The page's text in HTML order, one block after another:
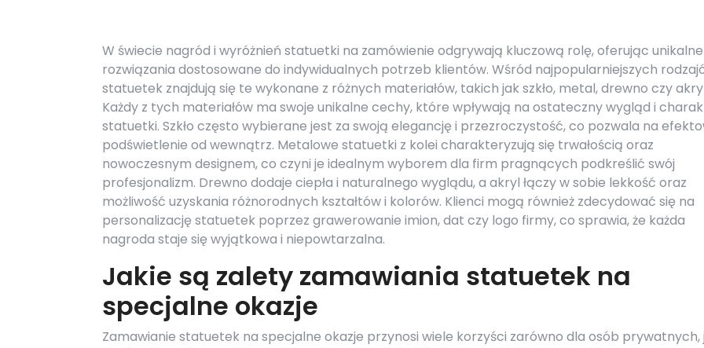
W świecie nagród i wyróżnień statuetki na zamówienie odgrywają kluczową rolę, oferując unikalne
rozwiązania dostosowane do indywidualnych potrzeb klientów. Wśród najpopularniejszych
statuetek znajdują się te wykonane z różnych materiałów, takich jak szkło, metal, drewno czy
Każdy z tych materiałów ma swoje unikalne cechy, które wpływają na ostateczny wygląd i
statuetki. Szkło często wybierane jest za swoją elegancję i przezroczystość, co pozwala na
podświetlenie od wewnątrz. Metalowe statuetki z kolei charakteryzują się trwałością oraz
nowoczesnym designem, co czyni je idealnym wyborem dla firm pragnących podkreślić swój
profesjonalizm. Drewno dodaje ciepła i naturalnego wyglądu, a akryl łączy w sobie lekkość oraz
możliwość uzyskania różnorodnych kształtów i kolorów. Klienci mogą również zdecydować się na
personalizację statuetek poprzez grawerowanie imion, dat czy logo firmy, co sprawia, że każda
nagroda staje się wyjątkowa i niepowtarzalna.
Jakie są zalety zamawiania statuetek na
specjalne okazje
Zamawianie statuetek na specjalne okazje przynosi wiele korzyści zarówno dla osób prywatnych,